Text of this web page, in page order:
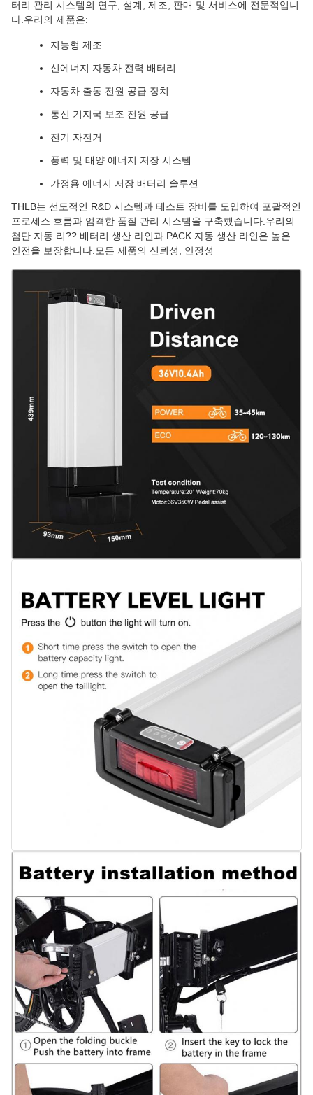
터리 관리 시스템의 연구, 설계, 제조, 판매 및 서비스에 전문적입니
다.우리의 제품은:
지능형 제조
신에너지 자동차 전력 배터리
자동차 출동 전원 공급 장치
통신 기지국 보조 전원 공급
전기 자전거
풍력 및 태양 에너지 저장 시스템
가정용 에너지 저장 배터리 솔루션
THLB는 선도적인 R&D 시스템과 테스트 장비를 도입하여 포괄적인
프로세스 흐름과 엄격한 품질 관리 시스템을 구축했습니다.우리의
첨단 자동 리?? 배터리 생산 라인과 PACK 자동 생산 라인은 높은
안전을 보장합니다.모든 제품의 신뢰성, 안정성